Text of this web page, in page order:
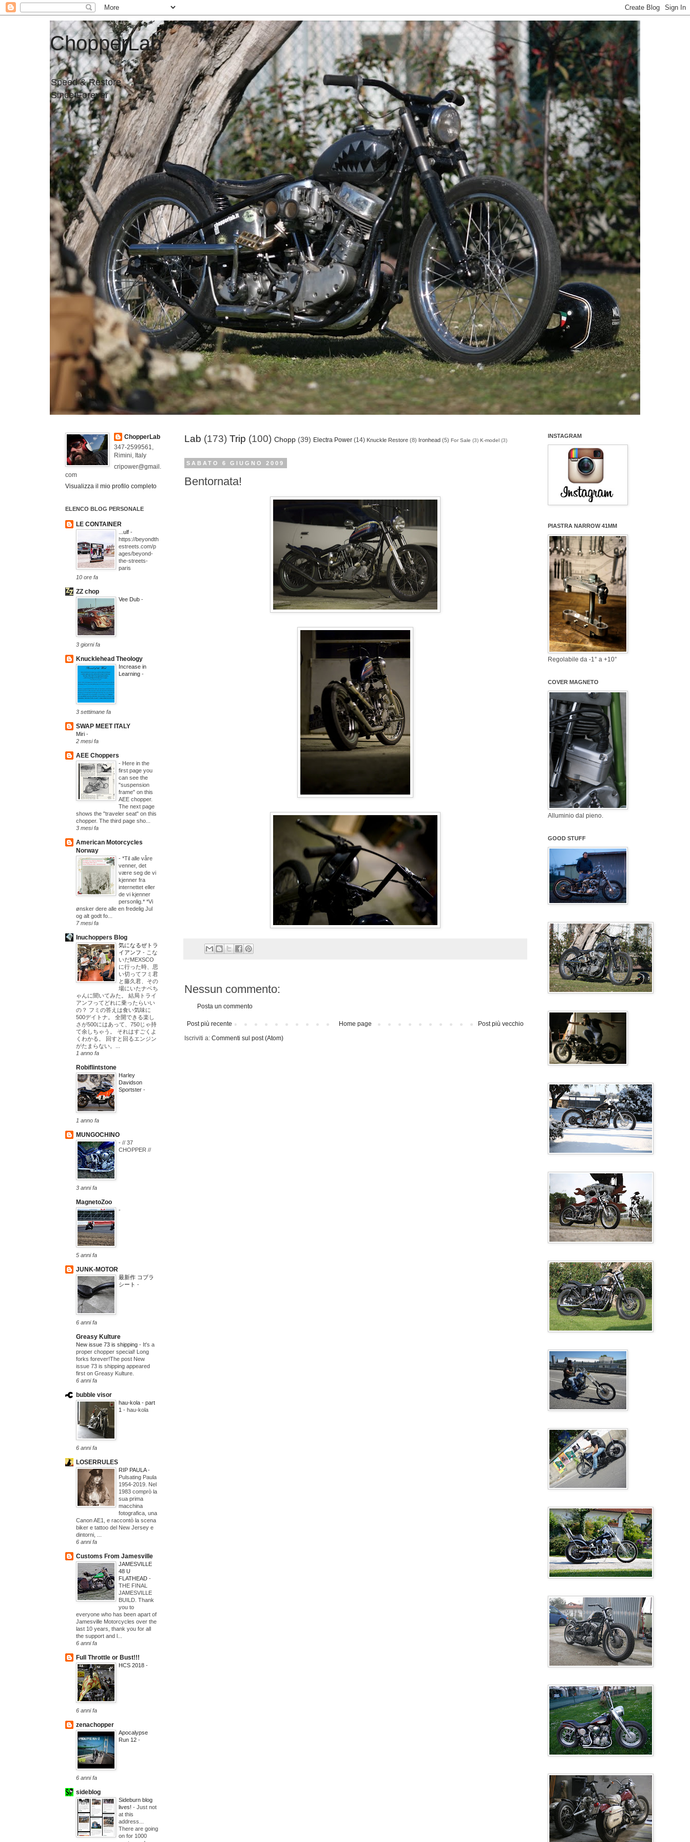
ChopperLab
Speed & Restore
Since Forever
Lab (173) Trip (100) Chopp (39) Electra Power (14) Knuckle Restore (8) Ironhead (5) For Sale (3) K-model (3)
SABATO 6 GIUGNO 2009
Bentornata!
Nessun commento:
Posta un commento
Post più recente Post più vecchio
Home page
Iscriviti a: Commenti sul post (Atom)
ChopperLab
347-2599561,
Rimini, Italy
cripower@gmail.
com
Visualizza il mio profilo completo
ELENCO BLOG PERSONALE
LE CONTAINER
...ulf -
https://beyondth
estreets.com/p
ages/beyond-
the-streets-
paris
10 ore fa
ZZ chop
Vee Dub -
3 giorni fa
Knucklehead Theology
Increase in
Learning -
3 settimane fa
SWAP MEET ITALY
Miri -
2 mesi fa
AEE Choppers
- Here in the
first page you
can see the
"suspension
frame" on this
AEE chopper.
The next page
shows the "traveler seat" on this
chopper. The third page sho...
3 mesi fa
American Motorcycles
Norway
- *Til alle våre
venner, det
være seg de vi
kjenner fra
internettet eller
de vi kjenner
personlig.* *Vi
ønsker dere alle en fredelig Jul
og alt godt fo...
7 mesi fa
Inuchoppers Blog
気になるぜトラ
イアンフ - こな
いだMEXSCO
に行った時、思
い切ってフミ君
と藤久君、その
場にいたナベち
ゃんに聞いてみた。 結局トライ
アンフってどれに乗ったらいい
の？ フミの答えは食い気味に
500デイトナ。 全開できる楽し
さが500にはあって、750じゃ持
て余しちゃう。 それはすごくよ
くわかる。 回すと回るエンジン
がたまらない。...
1 anno fa
Robiflintstone
Harley
Davidson
Sportster -
1 anno fa
MUNGOCHINO
- // 37
CHOPPER //
3 anni fa
MagnetoZoo
-
5 anni fa
JUNK-MOTOR
最新作 コブラ
シート -
6 anni fa
Greasy Kulture
New issue 73 is shipping - It's a
proper chopper special! Long
forks forever!The post New
issue 73 is shipping appeared
first on Greasy Kulture.
6 anni fa
bubble visor
hau-kola - part
1 - hau-kola
6 anni fa
LOSERRULES
RIP PAULA-
Pulsating Paula
1954-2019. Nel
1983 comprò la
sua prima
macchina
fotografica, una
Canon AE1, e raccontò la scena
biker e tattoo del New Jersey e
dintorni, ...
6 anni fa
Customs From Jamesville
JAMESVILLE
48 U
FLATHEAD -
THE FINAL
JAMESVILLE
BUILD. Thank
you to
everyone who has been apart of
Jamesville Motorcycles over the
last 10 years, thank you for all
the support and l...
6 anni fa
Full Throttle or Bust!!!
HCS 2018 -
6 anni fa
zenachopper
Apocalypse
Run 12 -
6 anni fa
sideblog
Sideburn blog
lives! - Just not
at this
address...
There are going
on for 1000
INSTAGRAM
PIASTRA NARROW 41MM
Regolabile da -1° a +10°
COVER MAGNETO
Alluminio dal pieno.
GOOD STUFF